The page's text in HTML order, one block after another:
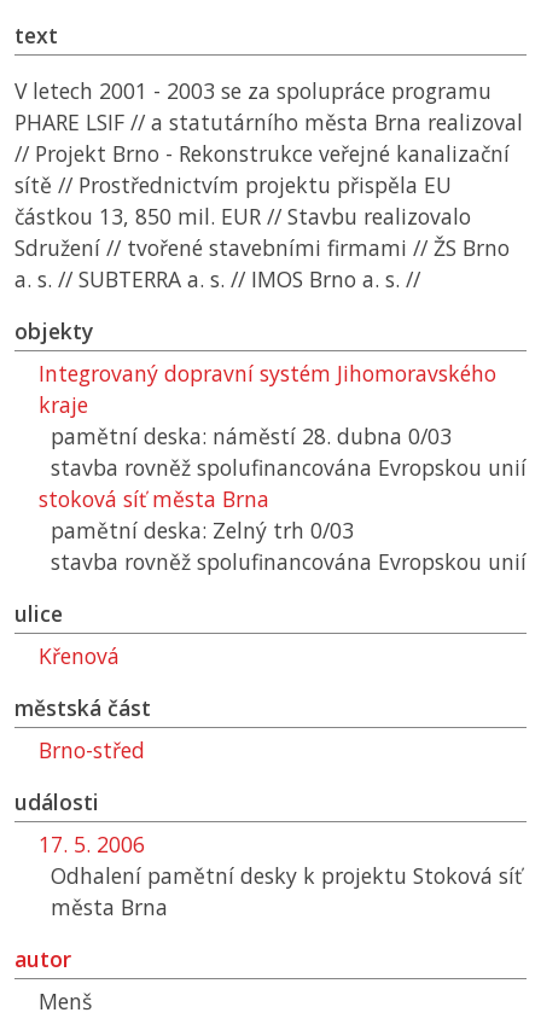
text
V letech 2001 - 2003 se za spolupráce programu
PHARE LSIF // a statutárního města Brna realizoval
// Projekt Brno - Rekonstrukce veřejné kanalizační
sítě // Prostřednictvím projektu přispěla EU
částkou 13, 850 mil. EUR // Stavbu realizovalo
Sdružení // tvořené stavebními firmami // ŽS Brno
a. s. // SUBTERRA a. s. // IMOS Brno a. s. //
objekty
Integrovaný dopravní systém Jihomoravského
kraje
pamětní deska: náměstí 28. dubna 0/03
stavba rovněž spolufinancována Evropskou unií
stoková síť města Brna
pamětní deska: Zelný trh 0/03
stavba rovněž spolufinancována Evropskou unií
ulice
Křenová
městská část
Brno-střed
události
17. 5. 2006
Odhalení pamětní desky k projektu Stoková síť
města Brna
autor
Menš